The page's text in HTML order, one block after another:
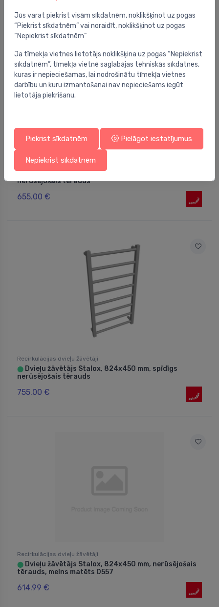
Recirkulācijas dvieļu žāvētāji
Dvieļu žāvētājs Stalox, 608x450 mm, spīdīgs
nerūsējošais tērauds
655.00 €
Recirkulācijas dvieļu žāvētāji
⬤ Dvieļu žāvētājs Stalox, 824x450 mm, spīdīgs
nerūsējošais tērauds
755.00 €
Recirkulācijas dvieļu žāvētāji
⬤ Dvieļu žāvētājs Stalox, 824x450 mm, nerūsējošais
tērauds, melns matēts 0557
614.99 €
Jūs varat piekrist visām sīkdatnēm, noklikšķinot uz pogas
“Piekrist sīkdatnēm” vai noraidīt, noklikšķinot uz pogas
“Nepiekrist sīkdatnēm”
Ja tīmekļa vietnes lietotājs noklikšķina uz pogas “Nepiekrist
sīkdatnēm”, tīmekļa vietnē saglabājas tehniskās sīkdatnes,
kuras ir nepieciešamas, lai nodrošinātu tīmekļa vietnes
darbību un kuru izmantošanai nav nepieciešams iegūt
lietotāja piekrišanu.
Piekrist sīkdatnēm Pielāgot iestatījumus
Nepiekrist sīkdatnēm